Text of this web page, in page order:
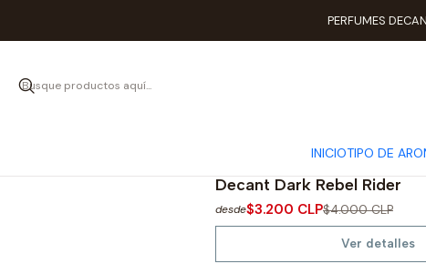
INICIOTIPO DE
PERFUMES
Agotado
Decant Dark Rebel Rider
desde$3.200 CLP$4.000 CLP
Ver detalles